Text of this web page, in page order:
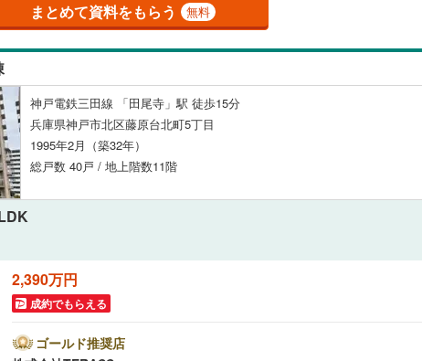
まとめて資料をもらう 無料
神戸電鉄三田線 「田尾寺」駅 徒歩15分
兵庫県神戸市北区藤原台北町5丁目
1995年2月（築32年）
総戸数 40戸 / 地上階数11階
2,390万円
成約でもらえる
ゴールド推奨店
福岡 佐賀 長崎
この条件で検索する
加西市(0)
たつの市(0)
加古郡稲美町(0
この条件で検索する
神戸高速線（東西線） ( )
この条件で検索する
階下に住戸なし（0）
構造・規模・施工・品質・工法関連
立地